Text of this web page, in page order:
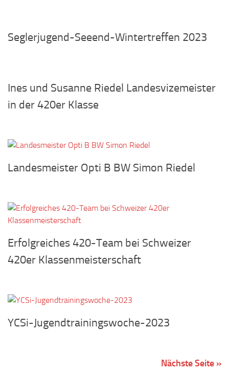
Seglerjugend-Seeend-Wintertreffen 2023
Ines und Susanne Riedel Landesvizemeister
in der 420er Klasse
Landesmeister Opti B BW Simon Riedel
Erfolgreiches 420-Team bei Schweizer
420er Klassenmeisterschaft
YCSi-Jugendtrainingswoche-2023
Nächste Seite »